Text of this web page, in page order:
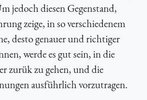
jedoch diesen Gegenstand,
zeige, in so verschiedenem
desto genauer und richtiger
werde es gut sein, in die
zurük zu gehen, und die
ausführlich vorzutragen.